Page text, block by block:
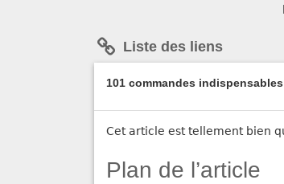
Liste des liens
101 commandes
Cet article est tellement bien
Plan de l’article